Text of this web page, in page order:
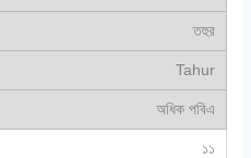
তহুর
Tahur
অধিক পবিএ
১১